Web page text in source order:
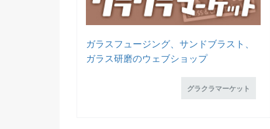
ガラスフュージング、サンドブラスト、
ガラス研磨のウェブショップ
グラクラマーケット